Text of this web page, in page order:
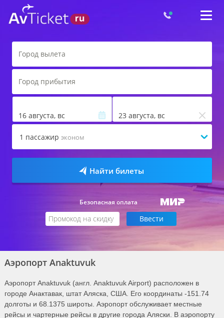
16 августа, вс 23 августа, вс
1 пассажир эконом
Найти билеты
Безопасная оплата
Аэропорт Anaktuvuk
Аэропорт Anaktuvuk (англ. Anaktuvuk Airport) расположен в
городе Анактавак, штат Аляска, США. Его координаты -151.74
долготы и 68.1375 широты. Аэропорт обслуживает местные
рейсы и чартерные рейсы в другие города Аляски. В аэропорту